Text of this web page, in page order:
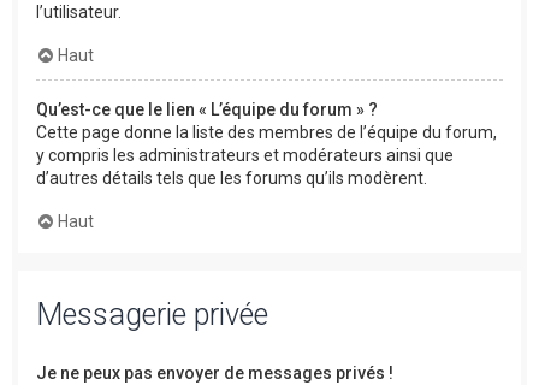
l’utilisateur.
Haut
Qu’est-ce que le lien « L’équipe du forum » ?
Cette page donne la liste des membres de l’équipe du forum,
y compris les administrateurs et modérateurs ainsi que
d’autres détails tels que les forums qu’ils modèrent.
Haut
Messagerie privée
Je ne peux pas envoyer de messages privés !